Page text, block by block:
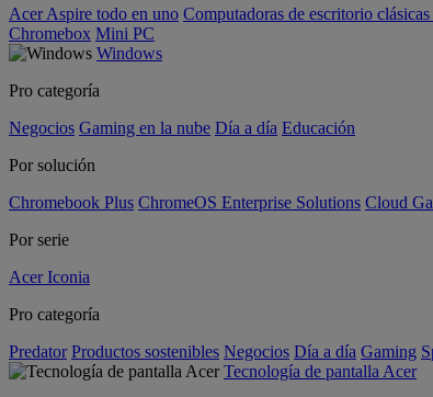
Acer Aspire todo en uno Computadoras de escritorio
Chromebox Mini PC
Windows
Pro categoría
Negocios Gaming en la nube Día a día Educación
Por solución
Chromebook Plus ChromeOS Enterprise Solutions Cloud
Por serie
Acer Iconia
Pro categoría
Predator Productos sostenibles Negocios Día a día Gaming
Tecnología de pantalla Acer